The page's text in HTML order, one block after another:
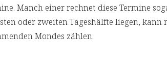
Manch einer rechnet diese Termine
oder zweiten Tageshälfte liegen, kann
Mondes zählen.